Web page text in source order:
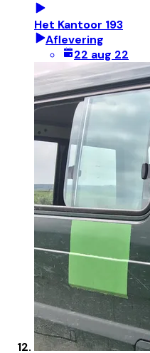
Het Kantoor 193
Aflevering
22 aug 22